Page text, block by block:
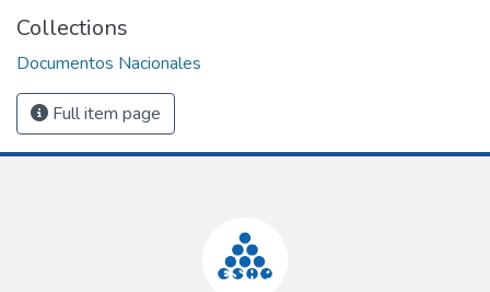
Collections
Documentos Nacionales
Full item page